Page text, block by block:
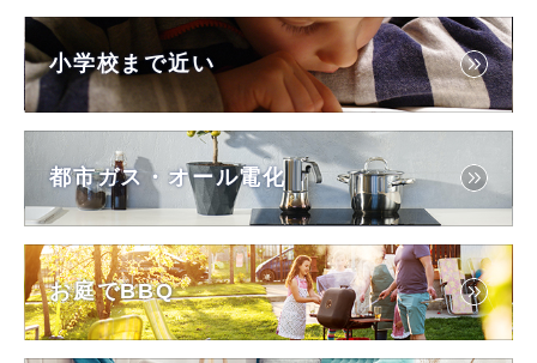
小学校まで近い
都市ガス・オール電化
お庭でBBQ